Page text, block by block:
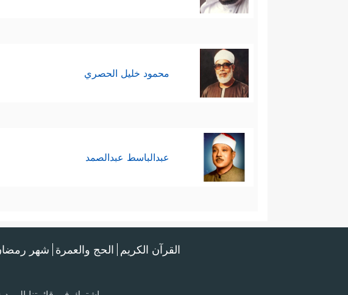
محمود خليل الحصري
عبدالباسط عبدالصمد
القرآن الكريم الحج والعمرة شهر